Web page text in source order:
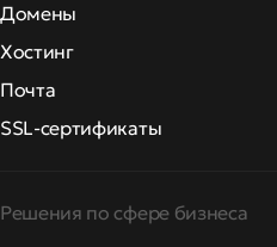
Домены
Хостинг
Почта
SSL-сертификаты
Решения по сфере бизнеса